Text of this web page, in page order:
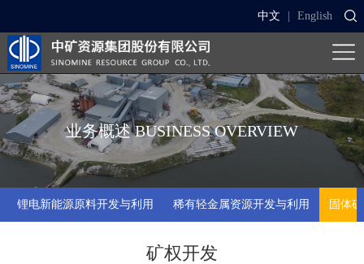
中文 English
业务概述 BUSINESS OVERVIEW
锂电新能源原料开发与利用 稀有轻金属资源开发与利用 固体
矿权开发